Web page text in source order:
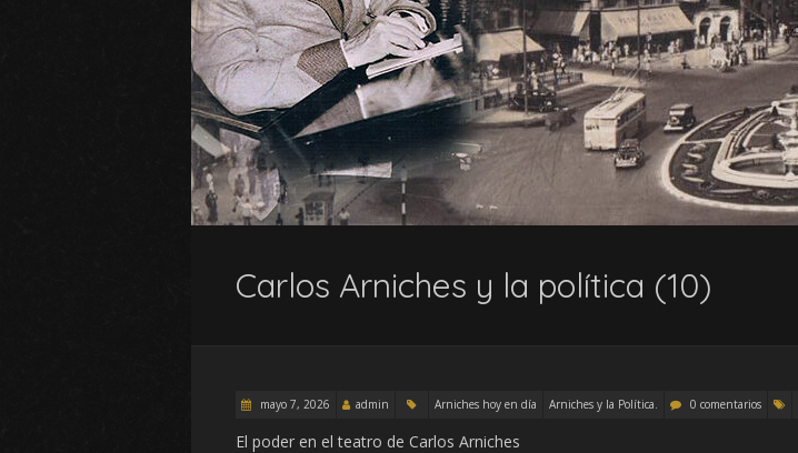
Carlos Arniches y la política (10)
mayo 7, 2026 admin Arniches hoy en día Arniches y la Política. 0 comentarios
El poder en el teatro de Carlos Arniches